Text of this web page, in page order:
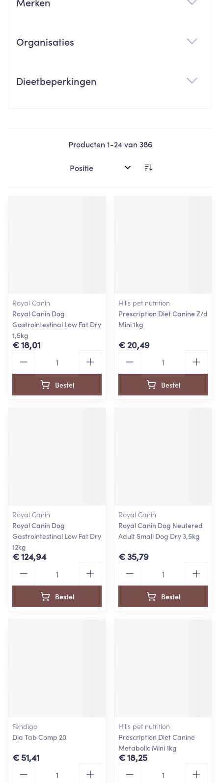
Organisaties
Dieetbeperkingen
Producten1-24van386
Sorteer op:
Royal Canin
Royal Canin Dog
Gastrointestinal Low Fat Dry
1,5kg
€ 18,01
Bestel
Hills pet nutrition
Prescription Diet Canine Z/d
Mini 1kg
€ 20,49
Bestel
Royal Canin
Royal Canin Dog
Gastrointestinal Low Fat Dry
12kg
€ 124,94
Bestel
Royal Canin
Royal Canin Dog Neutered
Adult Small Dog Dry 3,5kg
€ 35,79
Bestel
Fendigo
Dia Tab Comp 20
€ 51,41
Hills pet nutrition
Prescription Diet Canine
Metabolic Mini 1kg
€ 18,25